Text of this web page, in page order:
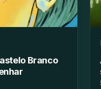
Branco